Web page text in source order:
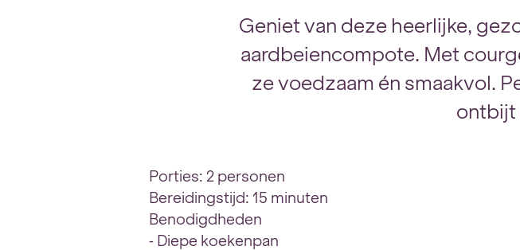
Geniet van deze heerlijke,
aardbeiencompote. Met
ze voedzaam én smaakvol.
ontbijt
Porties: 2 personen
Bereidingstijd: 15 minuten
Benodigdheden
⁃ Diepe koekenpan